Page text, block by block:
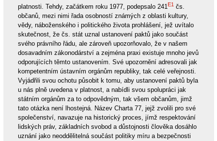
platnosti. Tehdy, začátkem roku 1977, podepsalo 241E1čs.
občanů, mezi nimi řada osobností známých z oblasti kultury,
vědy, náboženského i politického života prohlášení, jež uvítalo
skutečnost, že čs. stát uznal ustanovení paktů jako součást
svého právního řádu, ale zároveň upozorňovalo, že v našem
dosavadním zákonodárství a zejména praxi existuje mnoho jevů
odporujících těmto ustanovením. Své upozornění adresovali jak
kompetentním ústavním orgánům republiky, tak celé veřejnosti.
Vyjádřili svou ochotu působit k tomu, aby ustanovení paktů byla
u nás plně uvedena v platnost, a nabídli svou spolupráci jak
státním orgánům za to odpovědným, tak všem občanům, jimž
tato otázka není lhostejná. Název Charta 77, jejž zvolili pro své
společenství, navazuje na historický proces, jímž respektování
lidských práv, základních svobod a důstojnosti člověka dosáhlo
uznání jako neoddělitelná součást politiky míru a bezpečnosti